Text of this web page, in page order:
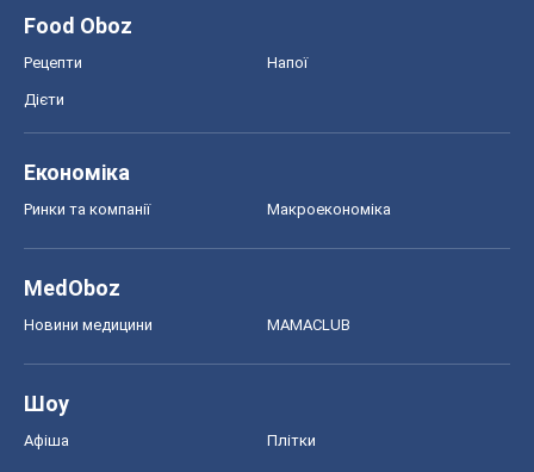
Food Oboz
Рецепти Напої
Дієти
Економіка
Ринки та компанії Макроекономіка
MedOboz
Новини медицини MAMACLUB
Шоу
Афіша Плітки